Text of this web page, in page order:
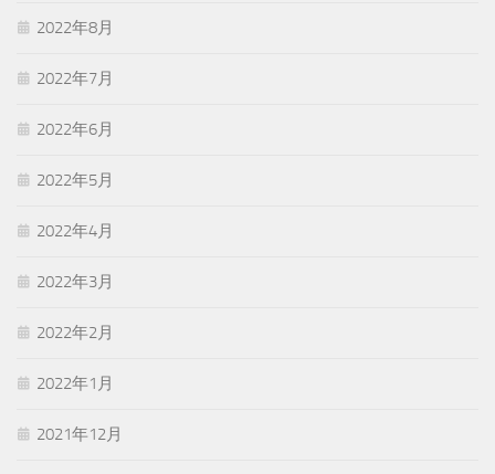
2022年8月
2022年7月
2022年6月
2022年5月
2022年4月
2022年3月
2022年2月
2022年1月
2021年12月